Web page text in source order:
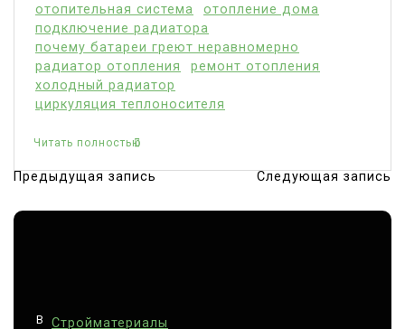
отопительная система
отопление дома
подключение радиатора
почему батареи греют неравномерно
радиатор отопления
ремонт отопления
холодный радиатор
циркуляция теплоносителя
Читать полностью
Н
а
Предыдущая запись Следующая запись
В Стройматериалы